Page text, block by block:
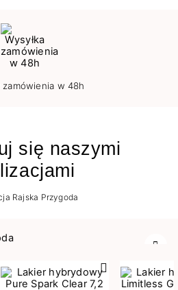
zamówienia w 48h
się naszymi
Rajska Przygoda